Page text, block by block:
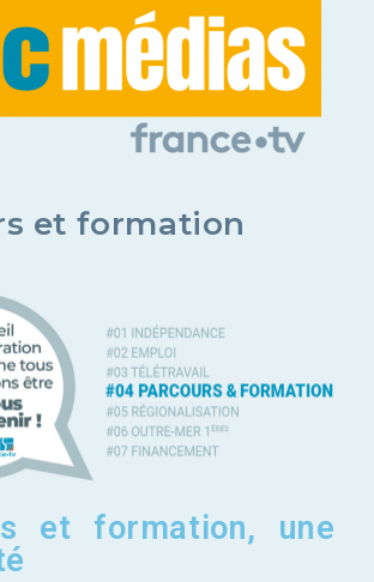
et formation
et formation, une